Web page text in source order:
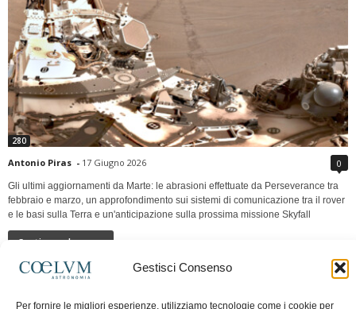
Gestisci Consenso
Per fornire le migliori esperienze, utilizziamo tecnologie come i cookie per
280
Antonio Piras - 17 Giugno 2026 0
Gli ultimi aggiornamenti da Marte: le abrasioni effettuate da Perseverance tra
febbraio e marzo, un approfondimento sui sistemi di comunicazione tra il rover
e le basi sulla Terra e un'anticipazione sulla prossima missione Skyfall
Continua a leggere